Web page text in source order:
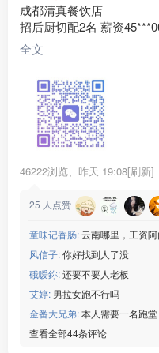
成都清真餐饮店
招后厨切配2名 薪资
老板临夏人，门店客源稳
任职要求：
1、有餐饮切配经验，会
厨卫生；
2、为人勤快肯干，手脚
3、做事踏实靠谱，能长
月休两天
工作地点：四川成都
联系电话：15***52
全文
46222浏览、 昨天 19:08[刷新]
25 人点赞
童味记香肠:云南哪里，工资
风信子:你好找到人了没
硪嗳鉨:还要不要人老板
艾婷: 男拉女跑不行吗
金番大兄弟:本人需要一名跑堂
查看全部44条评论